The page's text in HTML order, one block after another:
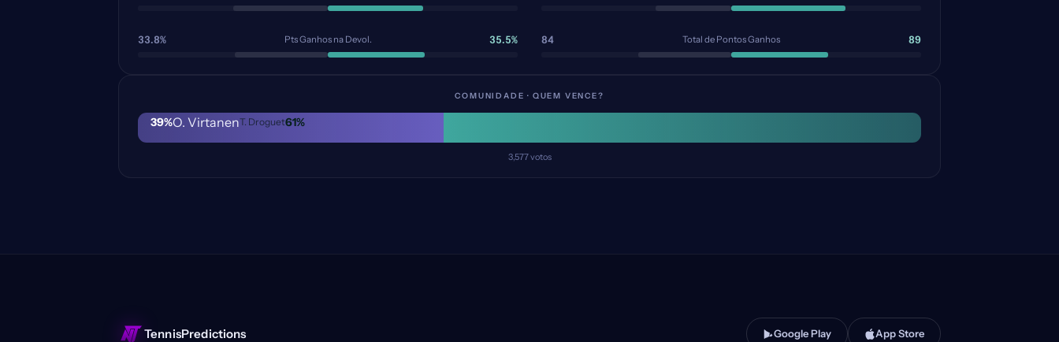
33.8% Pts Ganhos na Devol. 35.5% 84 Total de Pontos Ganhos 89
COMUNIDADE · QUEM VENCE?
39%O. VirtanenT. Droguet61%
3,577votos
TennisPredictions Google Play App Store